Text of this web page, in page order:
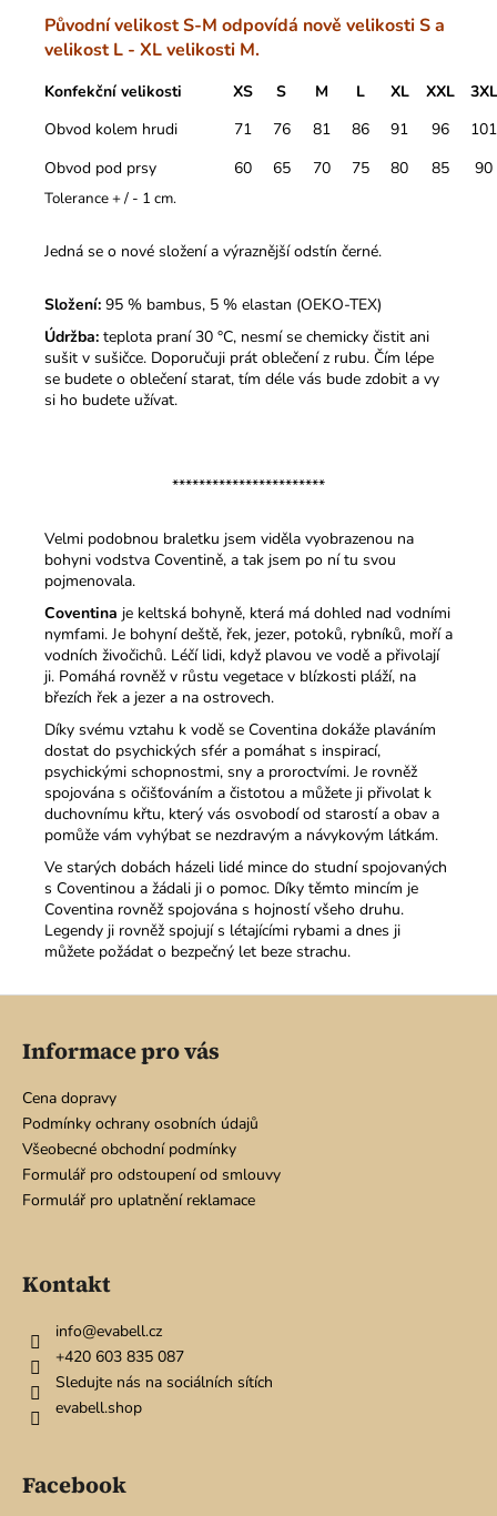
Původní velikost S-M odpovídá nově velikosti S a
velikost L - XL velikosti M.
Konfekční velikosti XS S M L XL XXL
3XL
Obvod kolem hrudi
71 76 81 86 91 96
101
Obvod pod prsy
60 65 70 75 80 85 90
Tolerance + / - 1 cm.
Jedná se o nové složení a výraznější odstín černé.
Složení: 95 % bambus, 5 % elastan (OEKO-TEX)
Údržba: teplota praní 30 °C, nesmí se chemicky čistit ani
sušit v sušičce. Doporučuji prát oblečení z rubu. Čím lépe
se budete o oblečení starat, tím déle vás bude zdobit a vy
si ho budete užívat.
***********************
Velmi podobnou braletku jsem viděla vyobrazenou na
bohyni vodstva Coventině, a tak jsem po ní tu svou
pojmenovala.
Coventina je keltská bohyně, která má dohled nad vodními
nymfami. Je bohyní deště, řek, jezer, potoků, ryb­níků, moří a
vodních živočichů. Léčí lidi, když plavou ve vodě a přivolají
ji. Pomáhá rovněž v růstu vegetace v blízkosti pláží, na
březích řek a jezer a na ostrovech.
Díky svému vztahu k vodě se Coventina dokáže plaváním
dostat do psychických sfér a pomáhat s inspirací,
psychickými schopnostmi, sny a proroctvími. Je rovněž
spojována s očišťová­ním a čistotou a můžete ji přivolat k
duchovnímu křtu, který vás osvobodí od starostí a obav a
pomůže vám vyhýbat se nezdra­vým a návykovým látkám.
Ve starých dobách házeli lidé mince do studní spojovaných
s Coventinou a žádali ji o pomoc. Díky těmto mincím je
Coventi­na rovněž spojována s hojností všeho druhu.
Legendy ji rovněž spojují s létajícími rybami a dnes ji
můžete požádat o bezpečný let beze strachu.
Z
Informace pro vás
Cena dopravy
Podmínky ochrany osobních údajů
Všeobecné obchodní podmínky
Formulář pro odstoupení od smlouvy
Formulář pro uplatnění reklamace
Kontakt
info@evabell.cz
+420 603 835 087
Sledujte nás na sociálních sítích
evabell.shop
Facebook